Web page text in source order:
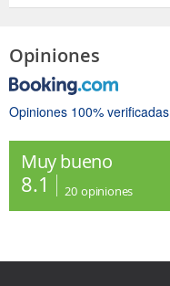
Opiniones
Opiniones 100% verificadas
Muy bueno
8.1 20 opiniones